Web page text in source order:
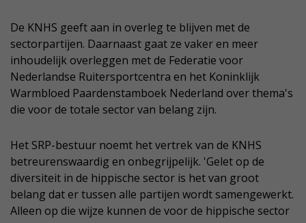
De KNHS geeft aan in overleg te blijven met de
sectorpartijen. Daarnaast gaat ze vaker en meer
inhoudelijk overleggen met de Federatie voor
Nederlandse Ruitersportcentra en het Koninklijk
Warmbloed Paardenstamboek Nederland over thema's
die voor de totale sector van belang zijn.
Het SRP-bestuur noemt het vertrek van de KNHS
betreurenswaardig en onbegrijpelijk. 'Gelet op de
diversiteit in de hippische sector is het van groot
belang dat er tussen alle partijen wordt samengewerkt.
Alleen op die wijze kunnen de voor de hippische sector